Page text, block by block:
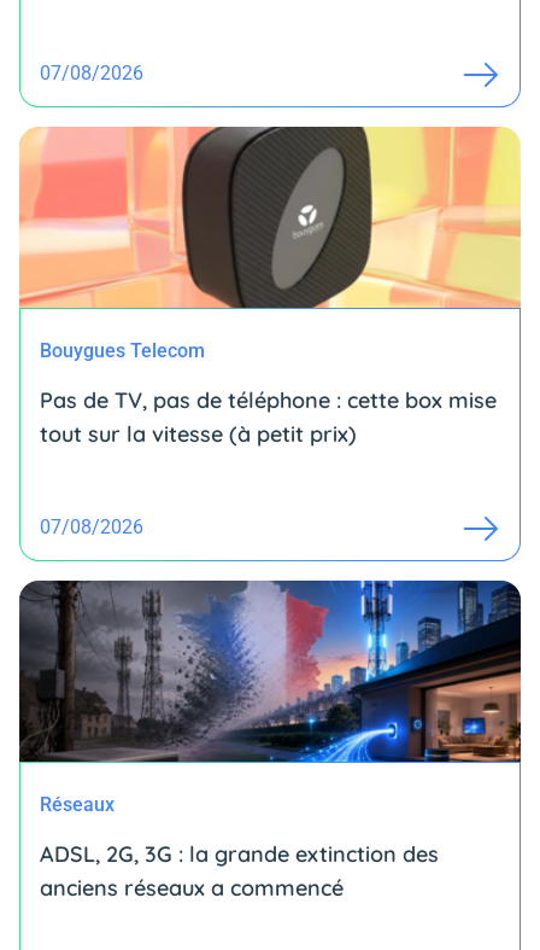
07/08/2026
Bouygues Telecom
Pas de TV, pas de téléphone : cette box mise
tout sur la vitesse (à petit prix)
07/08/2026
Réseaux
ADSL, 2G, 3G : la grande extinction des
anciens réseaux a commencé